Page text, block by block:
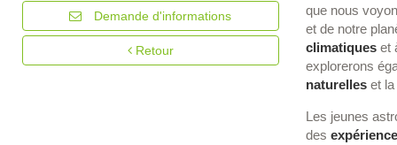
Demande d'informations
Retour
que nous
et de notre
climatiqueset
explorerons
naturelleset la
Les jeunes
des